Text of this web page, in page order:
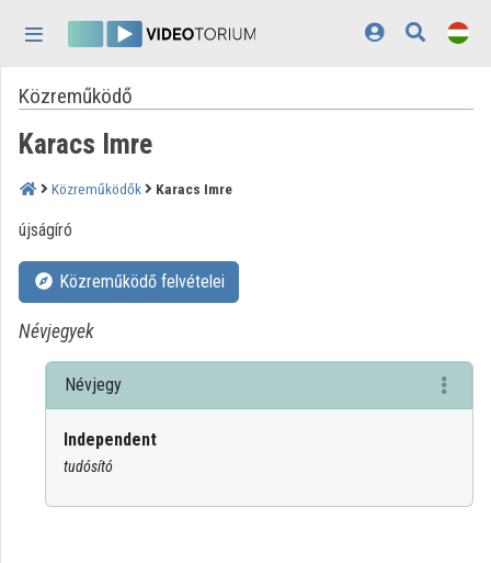
Kezdőlap
Bejelentkezés
Felfedezés
Kategóriák
Lejátszási listák
Intézmények
Közreműködők
Közreműködő
Karacs Imre
Közreműködők Karacs Imre
újságíró
Közreműködő felvételei
Névjegyek
Névjegy
Independent
tudósító